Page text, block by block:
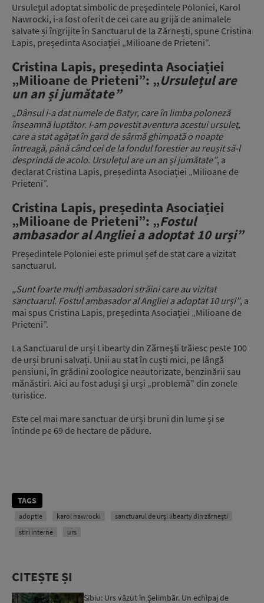
Ursulețul adoptat simbolic de președintele Poloniei, Karol
Nawrocki, i-a fost oferit de cei care au grijă de animalele
salvate și îngrijite în Sanctuarul de la Zărnești, spune Cristina
Lapis, președinta Asociației „Milioane de Prieteni”.
Cristina Lapis, președinta Asociației
„Milioane de Prieteni”: „Ursulețul are
un an și jumătate”
„Dânsul i-a dat numele de Batyr, care în limba poloneză
înseamnă luptător. I-am povestit aventura acestui ursuleț,
care a stat agățat în gard de sârmă ghimpată o noapte
întreagă, până când cei de la fondul forestier au reușit să-l
desprindă de acolo. Ursulețul are un an și jumătate”, a
declarat Cristina Lapis, președinta Asociației „Milioane de
Prieteni”.
Cristina Lapis, președinta Asociației
„Milioane de Prieteni”: „Fostul
ambasador al Angliei a adoptat 10 urși”
Președintele Poloniei este primul șef de stat care a vizitat
sanctuarul.
„Sunt foarte mulți ambasadori străini care au vizitat
sanctuarul. Fostul ambasador al Angliei a adoptat 10 urși”, a
mai spus Cristina Lapis, președinta Asociației „Milioane de
Prieteni”.
La Sanctuarul de urși Libearty din Zărnești trăiesc peste 100
de urși bruni salvați. Unii au stat în cuști mici, pe lângă
pensiuni, în grădini zoologice neautorizate, benzinării sau
mănăstiri. Aici au fost aduși și urși „problemă” din zonele
turistice.
Este cel mai mare sanctuar de urși bruni din lume și se
întinde pe 69 de hectare de pădure.
TAGS
adoptie karol nawrocki
sanctuarul de urși libearty din zărnești
stiri interne
urs
CITEȘTE ȘI
Sibiu: Urs văzut în Șelimbăr. Un echipaj de